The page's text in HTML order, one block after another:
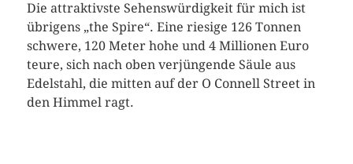
Die attraktivste Sehenswürdigkeit für mich ist
übrigens „the Spire“. Eine riesige 126 Tonnen
schwere, 120 Meter hohe und 4 Millionen Euro
teure, sich nach oben verjüngende Säule aus
Edelstahl, die mitten auf der O Connell Street in
den Himmel ragt.